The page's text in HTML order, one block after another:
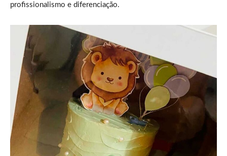
profissionalismo e diferenciação.